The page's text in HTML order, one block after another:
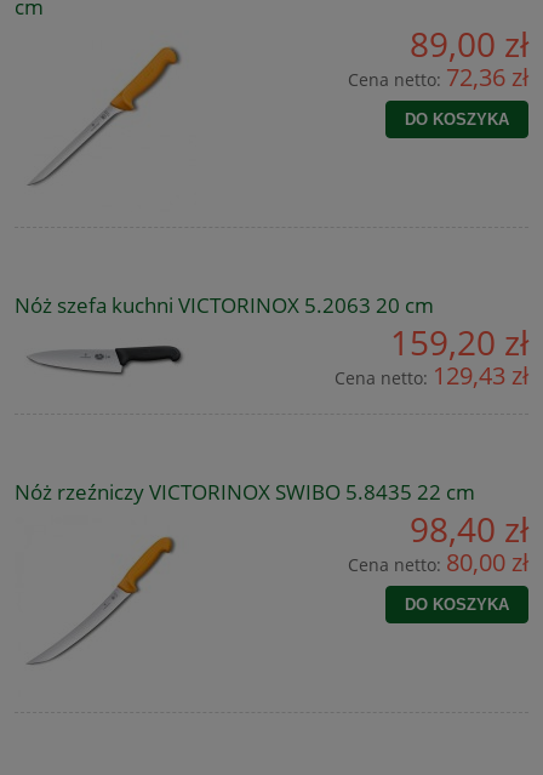
cm
89,00 zł
Cena netto: 72,36 zł
DO KOSZYKA
Nóż szefa kuchni VICTORINOX 5.2063 20 cm
159,20 zł
Cena netto: 129,43 zł
Nóż rzeźniczy VICTORINOX SWIBO 5.8435 22 cm
98,40 zł
Cena netto: 80,00 zł
DO KOSZYKA